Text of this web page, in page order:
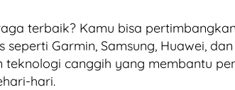
terbaik? Kamu bisa
seperti Garmin, Samsung, Huawei,
canggih yang membantu
hari.